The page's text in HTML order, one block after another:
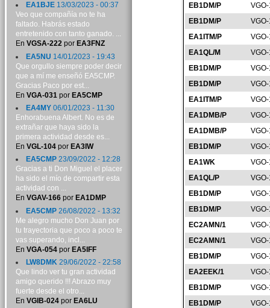
EB1DM/P
EB1DM/P
EA1ITM/P
EA1QL/M
EB1DM/P
EB1DM/P
EA1ITM/P
EA1DMB/P
EA1DMB/P
VGO-
EB1DM/P
EA1WK
EA1QL/P
EB1DM/P
EB1DM/P
EC2AMN/1
EC2AMN/1
EB1DM/P
EA2EEK/1
EB1DM/P
EB1DM/P
EA1BJE13/03/2023 - 00:37
Veo que compañía no te ha
faltado. Habrás estado
entretenido con tanto ganado. ...
En VGSA-222por EA3FNZ
EA5NU 14/01/2023 - 19:43
Que orgullo siempre poder decir
que a mí me enseñó EA5CMP.
Gracias Paco por est...
En VGA-031 por EA5CMP
EA4MY06/01/2023 - 11:30
Enhorabuena Albert. No es de
extrañar que haya sido la
primera actividad desde es...
En VGL-104por EA3IW
EA5CMP23/09/2022 - 12:28
Gracias a ti Don Miguel el placer
ha sido el mío de compartir esta
actividad con ...
En VGAV-166por EA1DMP
EA5CMP26/08/2022 - 13:32
Me alegro mucho Don Juan por
tu trayectoria que poco a poco te
vas superando, incl...
En VGA-054por EA5IFF
LW8DMK29/06/2022 - 22:58
Que lindo ver tu gran actividad
amigo querido !!! Abrazo muy
fuerte desde el otro...
En VGIB-024por EA6LU